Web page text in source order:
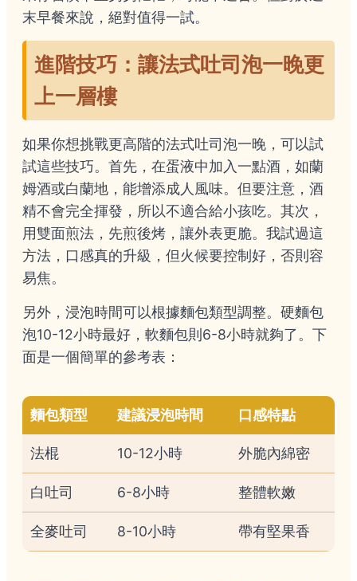
末早餐來說，絕對值得一試。
進階技巧：讓法式吐司泡一晚更
上一層樓
如果你想挑戰更高階的法式吐司泡一晚，可以試
試這些技巧。首先，在蛋液中加入一點酒，如蘭
姆酒或白蘭地，能增添成人風味。但要注意，酒
精不會完全揮發，所以不適合給小孩吃。其次，
用雙面煎法，先煎後烤，讓外表更脆。我試過這
方法，口感真的升級，但火候要控制好，否則容
易焦。
另外，浸泡時間可以根據麵包類型調整。硬麵包
泡10-12小時最好，軟麵包則6-8小時就夠了。下
面是一個簡單的參考表：
麵包類型 建議浸泡時間 口感特點
法棍 10-12小時 外脆內綿密
白吐司 6-8小時 整體軟嫩
全麥吐司 8-10小時 帶有堅果香